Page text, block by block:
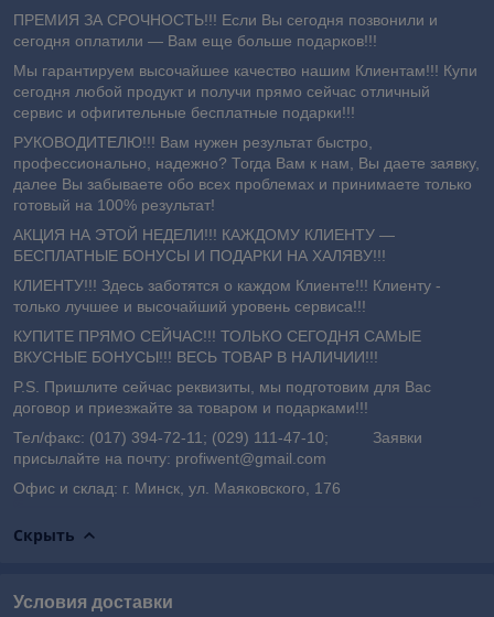
ПРЕМИЯ ЗА СРОЧНОСТЬ!!! Если Вы сегодня позвонили и
сегодня оплатили ― Вам еще больше подарков!!!
Мы гарантируем высочайшее качество нашим Клиентам!!! Купи
сегодня любой продукт и получи прямо сейчас отличный
сервис и офигительные бесплатные подарки!!!
РУКОВОДИТЕЛЮ!!! Вам нужен результат быстро,
профессионально, надежно? Тогда Вам к нам, Вы даете заявку,
далее Вы забываете обо всех проблемах и принимаете только
готовый на 100% результат!
АКЦИЯ НА ЭТОЙ НЕДЕЛИ!!! КАЖДОМУ КЛИЕНТУ —
БЕСПЛАТНЫЕ БОНУСЫ И ПОДАРКИ НА ХАЛЯВУ!!!
КЛИЕНТУ!!! Здесь заботятся о каждом Клиенте!!! Клиенту -
только лучшее и высочайший уровень сервиса!!!
КУПИТЕ ПРЯМО СЕЙЧАС!!! ТОЛЬКО СЕГОДНЯ САМЫЕ
ВКУСНЫЕ БОНУСЫ!!! ВЕСЬ ТОВАР В НАЛИЧИИ!!!
P.S. Пришлите сейчас реквизиты, мы подготовим для Вас
договор и приезжайте за товаром и подарками!!!
Тел/факс: (017) 394-72-11; (029) 111-47-10; Заявки
присылайте на почту: profiwent@gmail.com
Офис и склад: г. Минск, ул. Маяковского, 176
Скрыть
Условия доставки